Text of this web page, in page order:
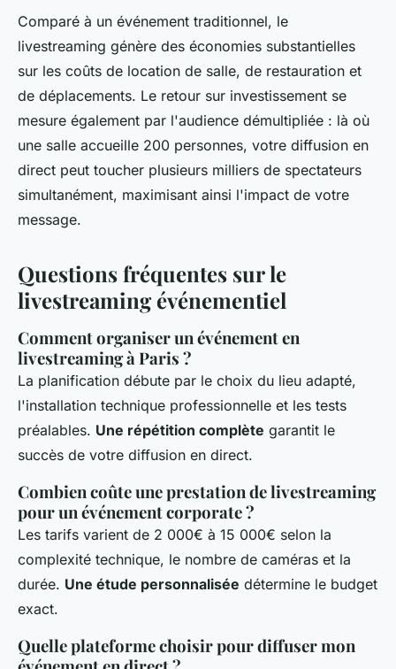
Comparé à un événement traditionnel, le
livestreaming génère des économies substantielles
sur les coûts de location de salle, de restauration et
de déplacements. Le retour sur investissement se
mesure également par l'audience démultipliée : là où
une salle accueille 200 personnes, votre diffusion en
direct peut toucher plusieurs milliers de spectateurs
simultanément, maximisant ainsi l'impact de votre
message.
Questions fréquentes sur le
livestreaming événementiel
Comment organiser un événement en
livestreaming à Paris ?
La planification débute par le choix du lieu adapté,
l'installation technique professionnelle et les tests
préalables. Une répétition complète garantit le
succès de votre diffusion en direct.
Combien coûte une prestation de livestreaming
pour un événement corporate ?
Les tarifs varient de 2 000€ à 15 000€ selon la
complexité technique, le nombre de caméras et la
durée. Une étude personnalisée détermine le budget
exact.
Quelle plateforme choisir pour diffuser mon